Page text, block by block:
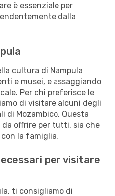
è essenziale per
dalla
cultura di Nampula
e musei, e assaggiando
Per chi preferisce le
di visitare alcuni degli
di Mozambico. Questa
offrire per tutti, sia che
la famiglia.
per visitare
ti consigliamo di